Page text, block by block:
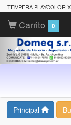
TEMPERA PLAYCOLOR
Carrito 0
Principal